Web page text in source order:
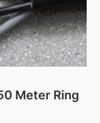
Meter Ring